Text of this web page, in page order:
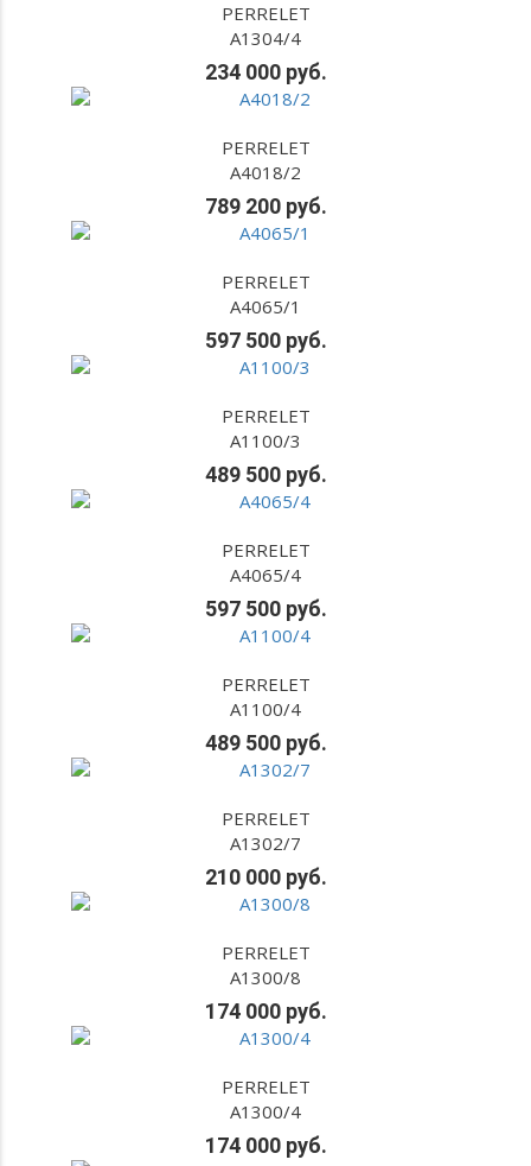
PERRELET
A1304/4
234 000 руб.
PERRELET
A4018/2
789 200 руб.
PERRELET
A4065/1
597 500 руб.
PERRELET
A1100/3
489 500 руб.
PERRELET
A4065/4
597 500 руб.
PERRELET
A1100/4
489 500 руб.
PERRELET
A1302/7
210 000 руб.
PERRELET
A1300/8
174 000 руб.
PERRELET
A1300/4
174 000 руб.